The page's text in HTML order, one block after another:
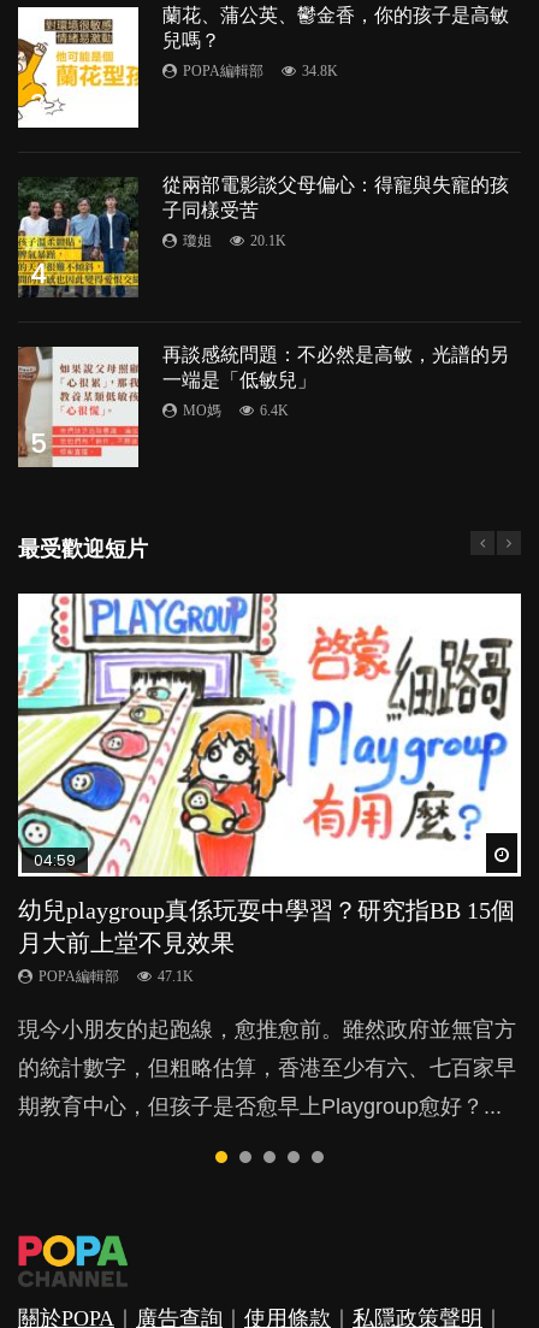
3
蘭花、蒲公英、鬱金香，你的孩子是高敏
兒嗎？
POPA編輯部 34.8K
4
從兩部電影談父母偏心：得寵與失寵的孩
子同樣受苦
瓊姐 20.1K
5
再談感統問題：不必然是高敏，光譜的另
一端是「低敏兒」
MO媽 6.4K
最受歡迎短片
04:59
幼兒playgroup真係玩耍中學習？研究指BB 15個
月大前上堂不見效果
POPA編輯部 47.1K
現今小朋友的起跑線，愈推愈前。雖然政府並無官方
的統計數字，但粗略估算，香港至少有六、七百家早
期教育中心，但孩子是否愈早上Playgroup愈好？...
03:39
幼稚園遊戲課 如何刺激幼兒自發學習取代獎勵
與懲罰？
POPA編輯部 33.1K
由美國學者所創的 tools of the mind 課程，學生以遊
戲方式學習，學術能力和自制能力亦明顯比其他小朋
友優勝，到底這課程有何特別之處？...
03:02
老公患產後憂鬱症對BB的影響
POPA編輯部 15.9K
鬱，影響日常生活，嚴重的甚至會有自殺，或傷害小
朋友的念頭。但為何爸爸患上產後抑鬱往往難以察
覺？...
04:06
全職好？在職好？｜全職媽媽與在職媽媽的壓
力與價值
POPA編輯部 25.8K
許多媽媽心底可能都有一刻掙扎過：究竟全職好，還
是在職好。雖說每個家庭都有自己的獨特狀況和考慮
因素，但原來全職和在職媽媽所養育的子女其實都各
04:18
凡事以BB為中心，就係好爸媽？｜別忽視父母
的身心虛耗
POPA編輯部 31.5K
父母日夜無間、身心俱疲地照顧BB，如何做到正向
教養？部份父母更會為了小朋友放棄自己的嗜好、減
少出席朋友聚會等等，你以為會換來美好的親子關
係，有助小朋友成長，但原來父母身心虛耗對孩子的
關於POPA ｜ 廣告查詢 ｜ 使用條款 ｜ 私隱政策聲明 ｜